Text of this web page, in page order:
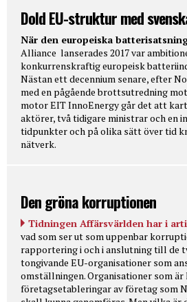
Dold EU-struktur med
När den europeiska
Alliance lanserades 2017 var
konkurrenskraftig europeisk
Nästan ett decennium senare, efter
med en pågående brottsutredning
motor EIT InnoEnergy går det att
aktörer, två tidigare ministrar och en
tidpunkter och på olika sätt över tid
nätverk.
Den gröna korruptionen
Tidningen Affärsvärlden har i
vad som ser ut som uppenbar
rapportering i och i anslutning till de
tongivande EU-organisationer som
omställningen. Organisationer som
företagsetableringar av företag som